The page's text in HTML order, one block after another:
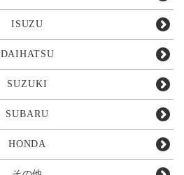
ISUZU
DAIHATSU
SUZUKI
SUBARU
HONDA